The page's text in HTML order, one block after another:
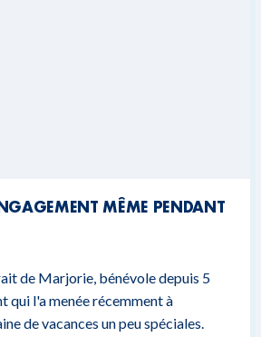
MÊME PENDANT
de Marjorie, bénévole depuis 5
qui l'a menée récemment à
de vacances un peu spéciales.